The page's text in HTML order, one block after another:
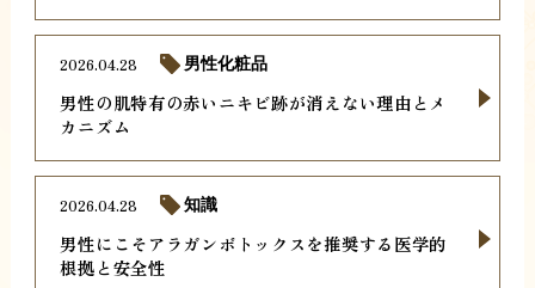
男性の肌特有の赤いニキビ跡が消えない理由とメ
カニズム
2026.04.28 男性化粧品
男性にこそアラガンボトックスを推奨する医学的
根拠と安全性
2026.04.28 知識